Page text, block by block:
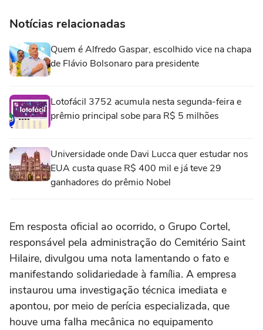
Notícias relacionadas
Quem é Alfredo Gaspar, escolhido vice na chapa
de Flávio Bolsonaro para presidente
Lotofácil 3752 acumula nesta segunda-feira e
prêmio principal sobe para R$ 5 milhões
Universidade onde Davi Lucca quer estudar nos
EUA custa quase R$ 400 mil e já teve 29
ganhadores do prêmio Nobel
Em resposta oficial ao ocorrido, o Grupo Cortel,
responsável pela administração do Cemitério Saint
Hilaire, divulgou uma nota lamentando o fato e
manifestando solidariedade à família. A empresa
instaurou uma investigação técnica imediata e
apontou, por meio de perícia especializada, que
houve uma falha mecânica no equipamento